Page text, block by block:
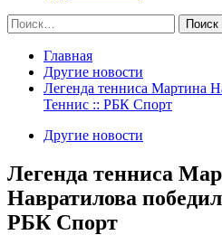
Найти:
Главная
Другие новости
Легенда тенниса Мартина
Теннис :: РБК Спорт
Другие новости
Легенда тенниса
Навратилова
РБК Спорт